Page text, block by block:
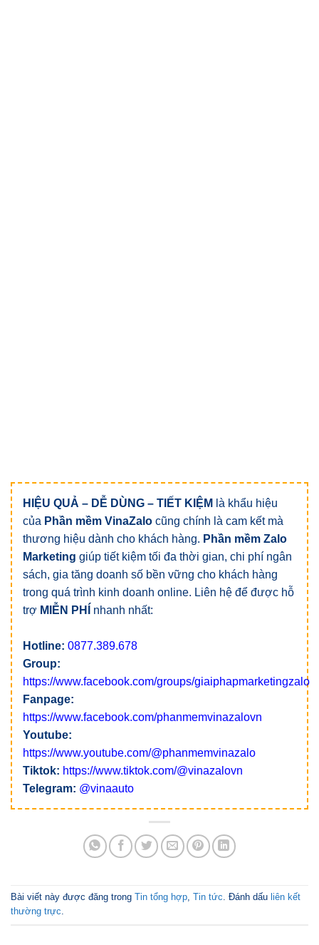
HIỆU QUẢ – DỄ DÙNG – TIẾT KIỆM là khẩu hiệu
của Phần mềm VinaZalo cũng chính là cam kết mà
thương hiệu dành cho khách hàng. Phần mềm Zalo
Marketing giúp tiết kiệm tối đa thời gian, chi phí ngân
sách, gia tăng doanh số bền vững cho khách hàng
trong quá trình kinh doanh online. Liên hệ để được hỗ
trợ MIỄN PHÍ nhanh nhất:
Hotline: 0877.389.678
Group:
https://www.facebook.com/groups/giaiphapmarketingzalo
Fanpage:
https://www.facebook.com/phanmemvinazalovn
Youtube:
https://www.youtube.com/@phanmemvinazalo
Tiktok: https://www.tiktok.com/@vinazalovn
Telegram: @vinaauto
Bài viết này được đăng trong Tin tổng hợp Tin tức . Đánh dấu liên kết
thường trực